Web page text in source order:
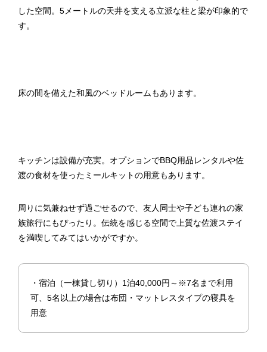
した空間。5メートルの天井を支える立派な柱と梁が印象的で
す。
床の間を備えた和風のベッドルームもあります。
キッチンは設備が充実。オプションでBBQ用品レンタルや佐
渡の食材を使ったミールキットの用意もあります。
周りに気兼ねせず過ごせるので、友人同士や子ども連れの家
族旅行にもぴったり。伝統を感じる空間で上質な佐渡ステイ
を満喫してみてはいかがですか。
・宿泊（一棟貸し切り）1泊40,000円～※7名まで利用
可、5名以上の場合は布団・マットレスタイプの寝具を
用意